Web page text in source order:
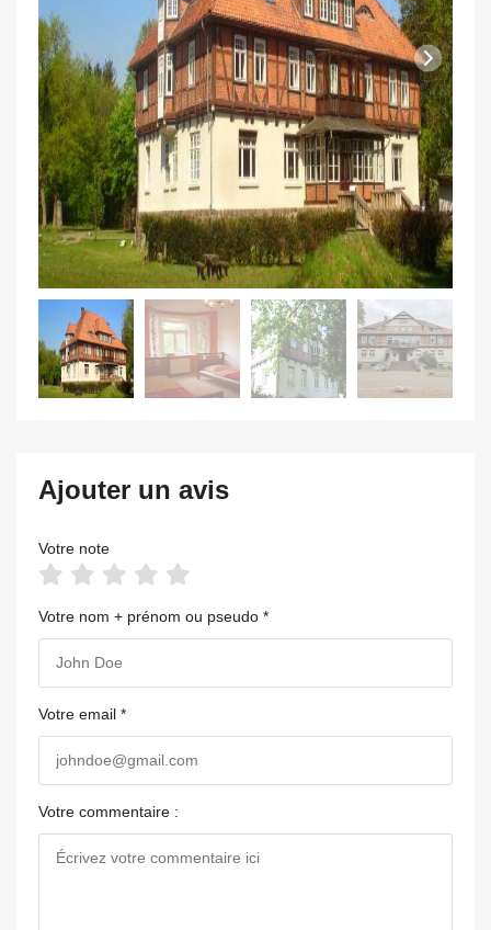
Ajouter un avis
Votre note
Votre nom + prénom ou pseudo *
Votre email *
Votre commentaire :